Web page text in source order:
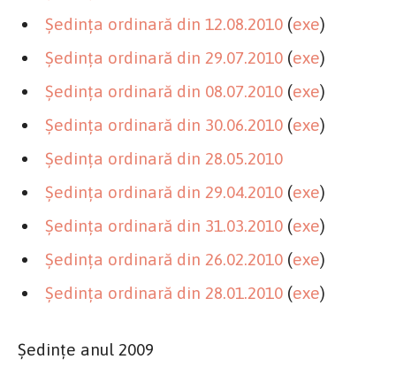
Şedinţa ordinară din 12.08.2010 (exe)
Şedinţa ordinară din 29.07.2010 (exe)
Şedinţa ordinară din 08.07.2010 (exe)
Şedinţa ordinară din 30.06.2010 (exe)
Şedinţa ordinară din 28.05.2010
Şedinţa ordinară din 29.04.2010 (exe)
Şedinţa ordinară din 31.03.2010 (exe)
Şedinţa ordinară din 26.02.2010 (exe)
Şedinţa ordinară din 28.01.2010 (exe)
Şedinţe anul 2009